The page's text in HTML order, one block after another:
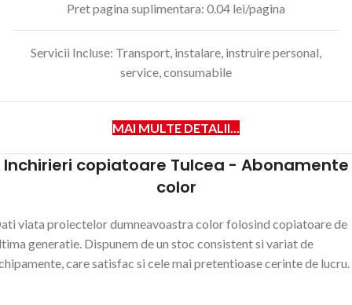
Pret pagina suplimentara: 0.04 lei/pagina
Servicii Incluse: Transport, instalare, instruire personal,
service, consumabile
MAI MULTE DETALII...
Inchirieri copiatoare Tulcea - Abonamente
color
viata proiectelor dumneavoastra color folosind copiatoare de
generatie. Dispunem de un stoc consistent si variat de
care satisfac si cele mai pretentioase cerinte de lucru.